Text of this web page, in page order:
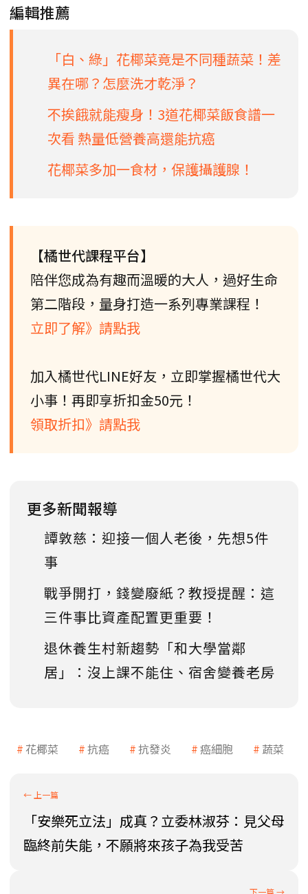
編輯推薦
「白、綠」花椰菜竟是不同種蔬菜！差
異在哪？怎麼洗才乾淨？
不挨餓就能瘦身！3道花椰菜飯食譜一
次看 熱量低營養高還能抗癌
花椰菜多加一食材，保護攝護腺！
【橘世代課程平台】
陪伴您成為有趣而溫暖的大人，過好生命
第二階段，量身打造一系列專業課程！
立即了解》請點我
加入橘世代LINE好友，立即掌握橘世代大
小事！再即享折扣金50元！
領取折扣》請點我
更多新聞報導
譚敦慈：迎接一個人老後，先想5件
事
戰爭開打，錢變廢紙？教授提醒：這
三件事比資產配置更重要！
退休養生村新趨勢「和大學當鄰
居」：沒上課不能住、宿舍變養老房
花椰菜 抗癌 抗發炎 癌細胞 蔬菜
「安樂死立法」成真？立委林淑芬：見父母
臨終前失能，不願將來孩子為我受苦